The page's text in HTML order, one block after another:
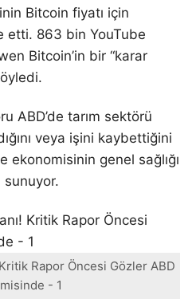
Bitcoin fiyatı için
etti. 863 bin YouTube
Bitcoin’in bir “karar
ABD’de tarım sektörü
veya işini kaybettiğini
ekonomisinin genel sağlığı
sunuyor.
Rapor Öncesi Gözler ABD
- 1